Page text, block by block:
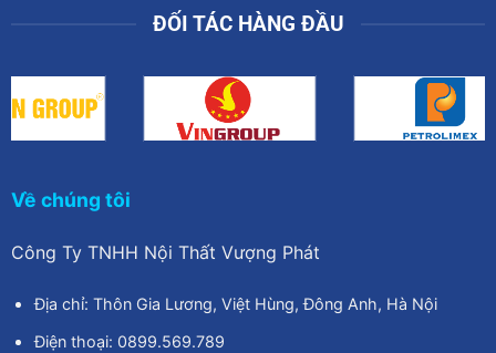
ĐỐI TÁC HÀNG ĐẦU
Về chúng tôi
Công Ty TNHH Nội Thất Vượng Phát
Địa chỉ: Thôn Gia Lương, Việt Hùng, Đông Anh, Hà Nội
Điện thoại: 0899.569.789